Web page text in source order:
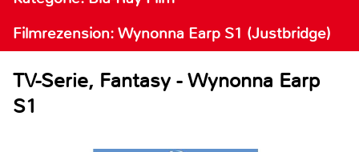
Filmrezension: Wynonna Earp S1 (Justbridge)
TV-Serie, Fantasy - Wynonna Earp
S1